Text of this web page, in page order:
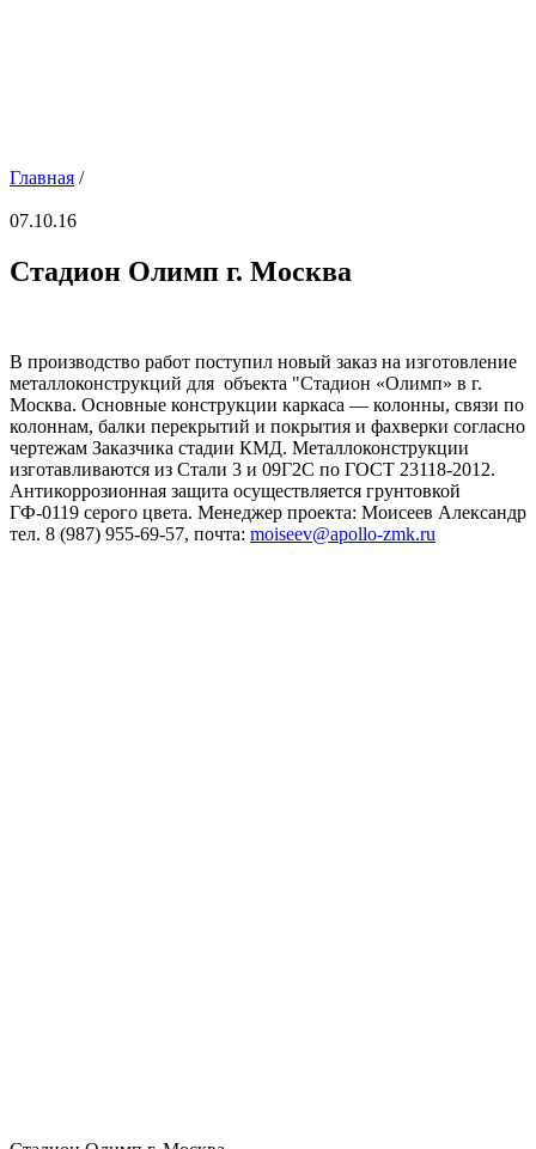
Главная /
07.10.16
Стадион Олимп г. Москва
В производство работ поступил новый заказ на изготовление
металлоконструкций для объекта "Стадион «Олимп» в г.
Москва. Основные конструкции каркаса — колонны, связи по
колоннам, балки перекрытий и покрытия и фахверки согласно
чертежам Заказчика стадии КМД. Металлоконструкции
изготавливаются из Стали 3 и 09Г2С по ГОСТ 23118-2012.
Антикоррозионная защита осуществляется грунтовкой
ГФ-0119 серого цвета. Менеджер проекта: Моисеев Александр
тел. 8 (987) 955-69-57, почта: moiseev@apollo-zmk.ru